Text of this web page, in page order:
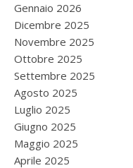
Gennaio 2026
Dicembre 2025
Novembre 2025
Ottobre 2025
Settembre 2025
Agosto 2025
Luglio 2025
Giugno 2025
Maggio 2025
Aprile 2025